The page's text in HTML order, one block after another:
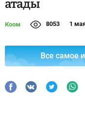
атады
Коом 8053 1
Все самое